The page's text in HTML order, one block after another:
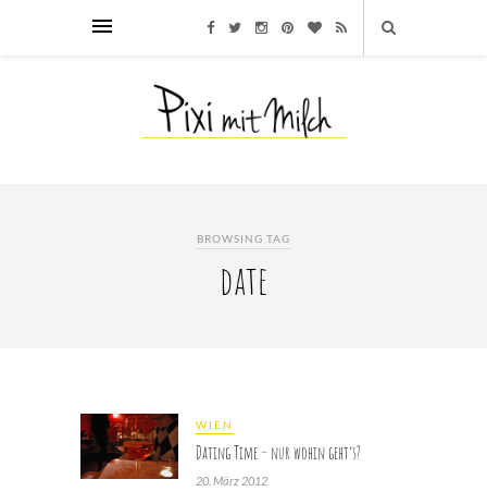
BROWSING TAG
date
WIEN
Dating Time – nur wohin geht’s?
20. März 2012